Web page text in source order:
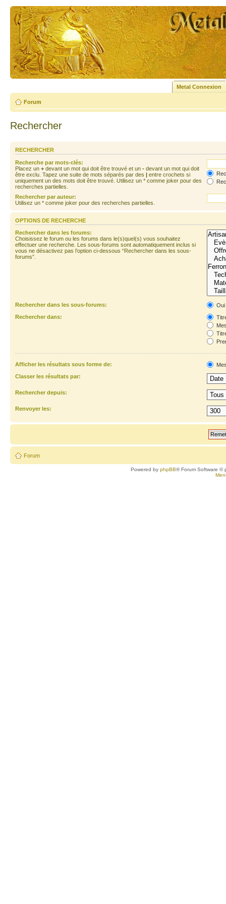
Metal Connexion
Forum
Rechercher
RECHERCHER
Recherche par mots-clés:
Placez un + devant un mot qui doit être trouvé et un - devant un mot qui doit
être exclu. Tapez une suite de mots séparés par des | entre crochets si
uniquement un des mots doit être trouvé. Utilisez un * comme joker pour des
recherches partielles.
Rechercher par auteur:
Utilisez un * comme joker pour des recherches partielles.
OPTIONS DE RECHERCHE
Rechercher dans les forums:
Choisissez le forum ou les forums dans le(s)quel(s) vous souhaitez
effectuer une recherche. Les sous-forums sont automatiquement inclus si
vous ne désactivez pas l’option ci-dessous “Rechercher dans les sous-
forums”.
Rechercher dans les sous-forums:
Oui
Rechercher dans:
Afficher les résultats sous forme de:
Classer les résultats par:
Rechercher depuis:
Renvoyer les:
Forum
Powered byphpBB® Forum Software ©